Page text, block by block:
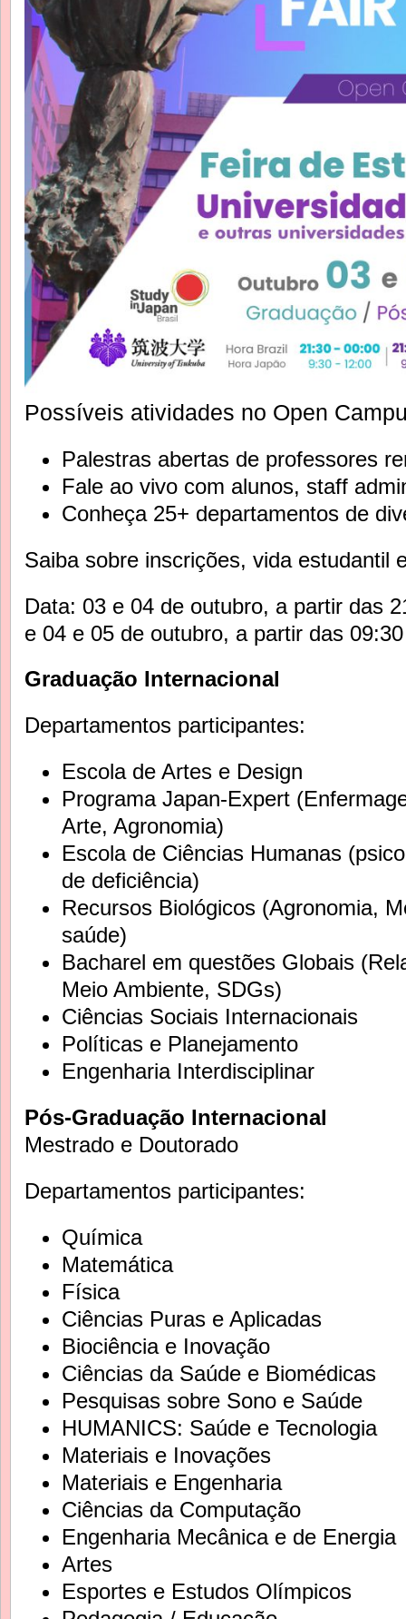
Possíveis atividades no Open
Palestras abertas de professores
Fale ao vivo com alunos, staff
Conheça 25+ departamentos de
Saiba sobre inscrições, vida estudantil
Data: 03 e 04 de outubro, a partir das
e 04 e 05 de outubro, a partir das
Graduação Internacional
Departamentos participantes:
Escola de Artes e Design
Programa Japan-Expert
Arte, Agronomia)
Escola de Ciências Humanas
de deficiência)
Recursos Biológicos (Agronomia,
saúde)
Bacharel em questões Globais
Meio Ambiente, SDGs)
Ciências Sociais Internacionais
Políticas e Planejamento
Engenharia Interdisciplinar
Pós-Graduação Internacional
Mestrado e Doutorado
Departamentos participantes:
Química
Matemática
Física
Ciências Puras e Aplicadas
Biociência e Inovação
Ciências da Saúde e Biomédicas
Pesquisas sobre Sono e Saúde
HUMANICS: Saúde e Tecnologia
Materiais e Inovações
Materiais e Engenharia
Ciências da Computação
Engenharia Mecânica e de Energia
Artes
Esportes e Estudos Olímpicos